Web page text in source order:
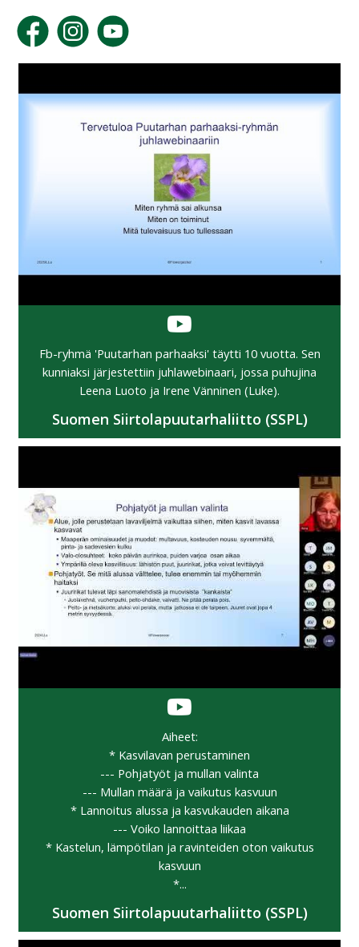
Fb-ryhmä 'Puutarhan parhaaksi' täytti 10 vuotta. Sen
kunniaksi järjestettiin juhlawebinaari, jossa puhujina
Leena Luoto ja Irene Vänninen (Luke).
Suomen Siirtolapuutarhaliitto (SSPL)
Aiheet:
* Kasvilavan perustaminen
--- Pohjatyöt ja mullan valinta
--- Mullan määrä ja vaikutus kasvuun
* Lannoitus alussa ja kasvukauden aikana
--- Voiko lannoittaa liikaa
* Kastelun, lämpötilan ja ravinteiden oton vaikutus
kasvuun
*...
Suomen Siirtolapuutarhaliitto (SSPL)